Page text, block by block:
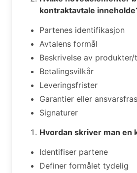
kontraktavtale
Partenes identifikasjon
Avtalens formål
Beskrivelse av produkter/
Betalingsvilkår
Leveringsfrister
Garantier eller
Signaturer
Hvordan skriver man en
Identifiser partene
Definer formålet tydelig